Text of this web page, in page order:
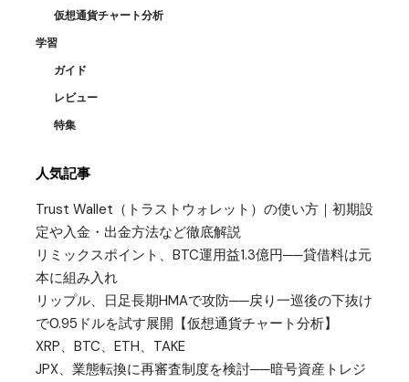
仮想通貨チャート分析
学習
ガイド
レビュー
特集
人気記事
Trust Wallet（トラストウォレット）の使い方｜初期設
定や入金・出金方法など徹底解説
リミックスポイント、BTC運用益1.3億円──貸借料は元
本に組み入れ
リップル、日足長期HMAで攻防──戻り一巡後の下抜け
で0.95ドルを試す展開【仮想通貨チャート分析】
XRP、BTC、ETH、TAKE
JPX、業態転換に再審査制度を検討──暗号資産トレジ